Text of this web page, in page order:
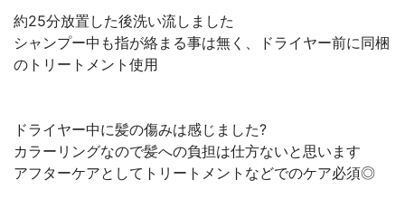
約25分放置した後洗い流しました
シャンプー中も指が絡まる事は無く、ドライヤー前に同梱
のトリートメント使用
ドライヤー中に髪の傷みは感じました?
カラーリングなので髪への負担は仕方ないと思います
アフターケアとしてトリートメントなどでのケア必須◎